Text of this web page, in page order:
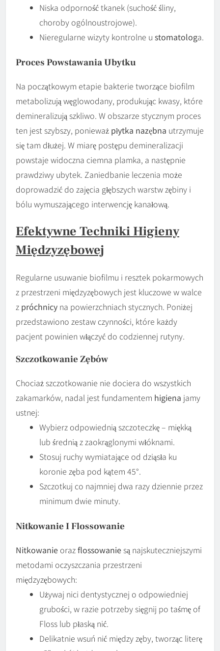
Niska odporność tkanek (suchość śliny,
choroby ogólnoustrojowe).
Nieregularne wizyty kontrolne u stomatologa.
Proces Powstawania Ubytku
Na początkowym etapie bakterie tworzące biofilm
metabolizują węglowodany, produkując kwasy, które
demineralizują szkliwo. W obszarze stycznym proces
ten jest szybszy, ponieważ płytka nazębna utrzymuje
się tam dłużej. W miarę postępu demineralizacji
powstaje widoczna ciemna plamka, a następnie
prawdziwy ubytek. Zaniedbanie leczenia może
doprowadzić do zajęcia głębszych warstw zębiny i
bólu wymuszającego interwencję kanałową.
Efektywne Techniki Higieny
Międzyzębowej
Regularne usuwanie biofilmu i resztek pokarmowych
z przestrzeni międzyzębowych jest kluczowe w walce
z próchnicy na powierzchniach stycznych. Poniżej
przedstawiono zestaw czynności, które każdy
pacjent powinien włączyć do codziennej rutyny.
Szczotkowanie Zębów
Chociaż szczotkowanie nie dociera do wszystkich
zakamarków, nadal jest fundamentem higiena jamy
ustnej:
Wybierz odpowiednią szczoteczkę – miękką
lub średnią z zaokrąglonymi włóknami.
Stosuj ruchy wymiatające od dziąsła ku
koronie zęba pod kątem 45°.
Szczotkuj co najmniej dwa razy dziennie przez
minimum dwie minuty.
Nitkowanie I Flossowanie
Nitkowanie orazflossowanie są najskuteczniejszymi
metodami oczyszczania przestrzeni
międzyzębowych:
Używaj nici dentystycznej o odpowiedniej
grubości, w razie potrzeby sięgnij po taśmę of
Floss lub płaską nić.
Delikatnie wsuń nić między zęby, tworząc literę